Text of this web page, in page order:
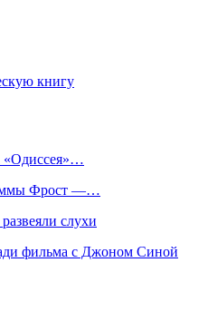
книгу
«Одиссея»…
Фрост —…
слухи
фильма с Джоном Синой